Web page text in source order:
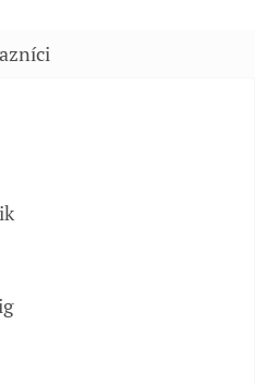
je 5 z 5 hviezdičiek.
je 5 z 5 hviezdičiek.
je 5 z 5 hviezdičiek.